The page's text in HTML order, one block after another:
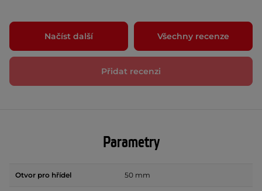
Načíst další Všechny recenze
Přidat recenzi
Parametry
Otvor pro hřídel 50 mm